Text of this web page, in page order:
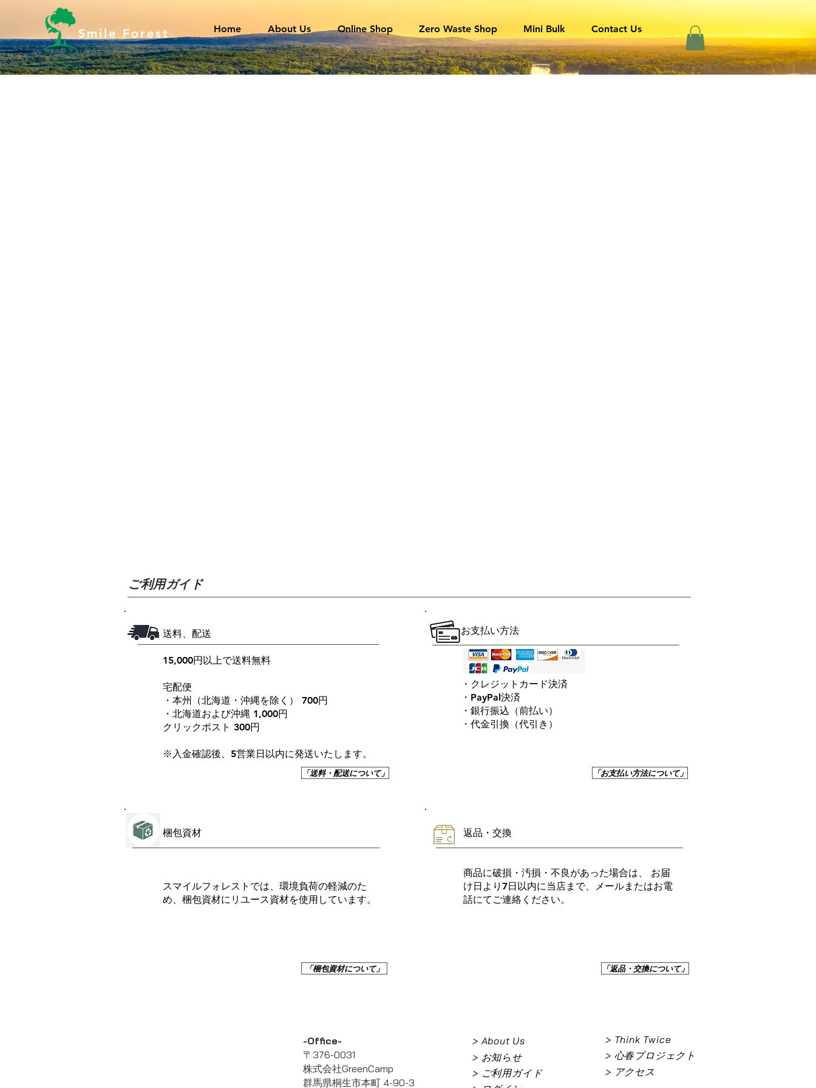
Smile Forest Home About Us Online Shop Zero Waste Shop Mini Bulk Contact Us
ご利用ガイド
送料、配送
15,000円以上で送料無料
宅配便
・本州（北海道・沖縄を除く） 700円
・北海道および沖縄 1,000円
クリックポスト 300円
※入金確認後、5営業日以内に発送いたします。
「送料・配送について」
梱包資材
スマイルフォレストでは、環境負荷の軽減のた
め、梱包資材にリユース資材を使用しています。
「梱包資材について」
お支払い方法
・クレジットカード決済
・PayPal決済
・銀行振込（前払い）
・代金引換（代引き）
「お支払い方法について」
返品・交換
商品に破損・汚損・不良があった場合は、 お届
け日より7日以内に当店まで、メールまたはお電
話にてご連絡ください。
「返品・交換について」
-Office-
〒376-0031
株式会社GreenCamp
群馬県桐生市本町 4-90-3
> ご利用ガイド
> お知らせ
> About Us
> アクセス
> 心春プロジェクト
> Think Twice